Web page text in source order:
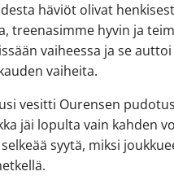
häviöt olivat
treenasimme hyvin ja
vaiheessa ja se
vaiheita.
vesitti Ourensen
jäi lopulta vain kahden
syytä, miksi